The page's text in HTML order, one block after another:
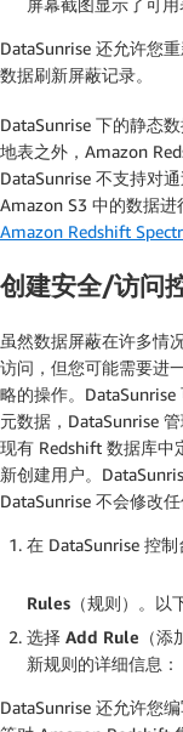
屏幕截图显示了可用
DataSunrise 还允许您
数据刷新屏蔽记录。
DataSunrise 下的静态
地表之外，Amazon
DataSunrise 不支持对
Amazon S3 中的数据
Amazon Redshift
创建安全/访问
虽然数据屏蔽在许多情
访问，但您可能需要进
略的操作。
元数据，DataSunrise
现有 Redshift 数据库中
新创建用户。
DataSunrise 不会修改
在 DataSunrise 控
Rules（规则） 。以
选择 Add Rule（添
新规则的详细信息：
DataSunrise 还允许您